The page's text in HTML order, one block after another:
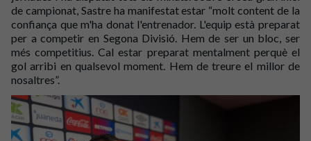
de campionat, Sastre ha manifestat estar “molt content de la
confiança que m'ha donat l'entrenador. L'equip està preparat
per a competir en Segona Divisió. Hem de ser un bloc, ser
més competitius. Cal estar preparat mentalment perquè el
gol arribi en qualsevol moment. Hem de treure el millor de
nosaltres”.